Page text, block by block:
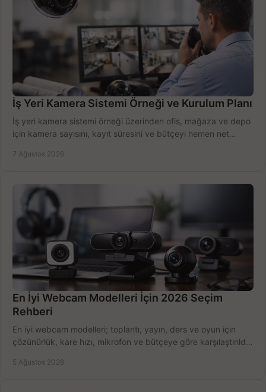
İş Yeri Kamera Sistemi Örneği ve Kurulum Planı
İş yeri kamera sistemi örneği üzerinden ofis, mağaza ve depo
için kamera sayısını, kayıt süresini ve bütçeyi hemen net
7 Ağustos 2026
En İyi Webcam Modelleri İçin 2026 Seçim
Rehberi
En iyi webcam modelleri; toplantı, yayın, ders ve oyun için
çözünürlük, kare hızı, mikrofon ve bütçeye göre karşılaştırıldı.
5 Ağustos 2026